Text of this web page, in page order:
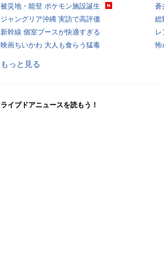
被災地・能登 ポケモン施設誕生
ジャングリア沖縄 実訪で高評価
新幹線 個室ブースが快適すぎる
映画ちいかわ 大人も食らう猛毒
蒼
総
怖
もっと見る
ライブドアニュースを読もう！